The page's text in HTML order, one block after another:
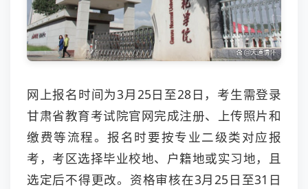
网上报名时间为3月25日至28日，考生需登录
甘肃省教育考试院官网完成注册、上传照片和
缴费等流程。报名时要按专业二级类对应报
考，考区选择毕业校地、户籍地或实习地，且
选定后不得更改。资格审核在3月25日至31日